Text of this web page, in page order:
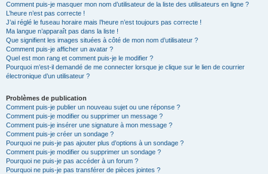
Comment puis-je masquer mon nom d’utilisateur de la liste des utilisateurs en ligne ?
L’heure n’est pas correcte !
J’ai réglé le fuseau horaire mais l’heure n’est toujours pas correcte !
Ma langue n’apparaît pas dans la liste !
Que signifient les images situées à côté de mon nom d’utilisateur ?
Comment puis-je afficher un avatar ?
Quel est mon rang et comment puis-je le modifier ?
Pourquoi m’est-il demandé de me connecter lorsque je clique sur le lien de courrier
électronique d’un utilisateur ?
Problèmes de publication
Comment puis-je publier un nouveau sujet ou une réponse ?
Comment puis-je modifier ou supprimer un message ?
Comment puis-je insérer une signature à mon message ?
Comment puis-je créer un sondage ?
Pourquoi ne puis-je pas ajouter plus d’options à un sondage ?
Comment puis-je modifier ou supprimer un sondage ?
Pourquoi ne puis-je pas accéder à un forum ?
Pourquoi ne puis-je pas transférer de pièces jointes ?